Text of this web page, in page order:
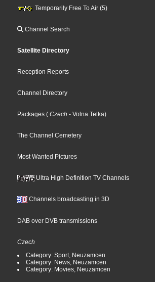
Temporarily Free To Air (5)
Channel Search
Satellite Directory
Reception Reports
Channel Directory
Packages ( Czech - Volna Telka)
The Channel Cemetery
Most Wanted Pictures
Ultra High Definition TV Channels
Channels broadcasting in 3D
DAB over DVB transmissions
Czech
Category: Sport, Neuzamcen
Category: News, Neuzamcen
Category: Movies, Neuzamcen